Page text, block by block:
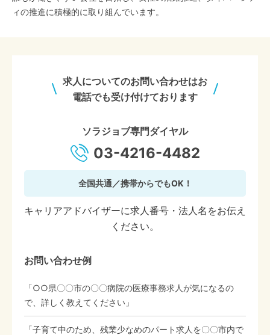
ィの推進に積極的に取り組んでいます。
求人についてのお問い合わせはお
電話でも受け付けております
ソラジョブ専門ダイヤル
03-4216-4482
全国共通／携帯からでもOK！
キャリアアドバイザーに求人番号・法人名をお伝え
ください。
お問い合わせ例
「○○県〇〇市の〇〇病院の医療事務求人が気になるの
で、詳しく教えてください」
「子育て中のため、残業少なめのパート求人を〇〇市内で